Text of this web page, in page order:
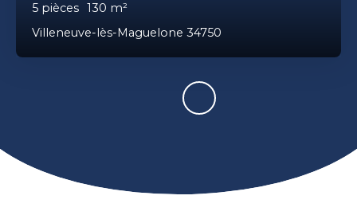
5 pièces 130 m²
Villeneuve-lès-Maguelone 34750